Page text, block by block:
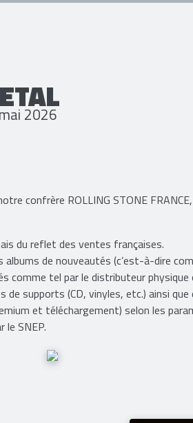
2026
confrère ROLLING STONE FRANCE,
du reflet des ventes françaises.
de nouveautés (c’est-à-dire
comme tel par le distributeur physique
supports (CD, vinyles, etc.) ainsi que
et téléchargement) selon les